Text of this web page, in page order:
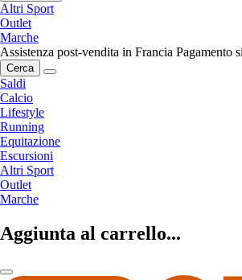
Altri Sport
Outlet
Marche
Assistenza post-vendita in Francia Pagamento
Cerca
Saldi
Calcio
Lifestyle
Running
Equitazione
Escursioni
Altri Sport
Outlet
Marche
Aggiunta al carrello...